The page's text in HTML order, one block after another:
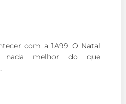
com a 1A99 O Natal
nada melhor do que